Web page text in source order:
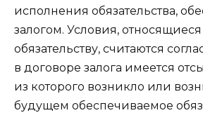
исполнения обязательства,
залогом. Условия,
обязательству, считаются
в договоре залога имеется
из которого возникло или
будущем обеспечиваемое